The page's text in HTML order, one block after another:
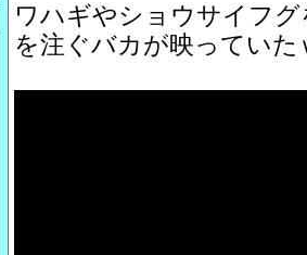
ワハギやショウサイフ
を注ぐバカが映っていた